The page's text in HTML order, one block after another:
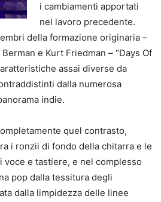
i cambiamenti apportati
nel lavoro precedente.
della formazione originaria –
e Kurt Friedman – “Days Of
assai diverse da
dalla numerosa
indie.
quel contrasto,
i ronzii di fondo della chitarra e le
e tastiere, e nel complesso
pop dalla tessitura degli
dalla limpidezza delle linee